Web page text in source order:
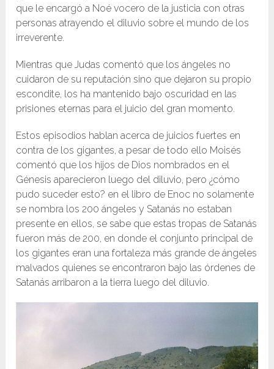
que le encargó a Noé vocero de la justicia con otras
personas atrayendo el diluvio sobre el mundo de los
irreverente.
Mientras que Judas comentó que los ángeles no
cuidaron de su reputación sino que dejaron su propio
escondite, los ha mantenido bajo oscuridad en las
prisiones eternas para el juicio del gran momento.
Estos episodios hablan acerca de juicios fuertes en
contra de los gigantes, a pesar de todo ello Moisés
comentó que los hijos de Dios nombrados en el
Génesis aparecieron luego del diluvio, pero ¿cómo
pudo suceder esto? en el libro de Enoc no solamente
se nombra los 200 ángeles y Satanás no estaban
presente en ellos, se sabe que estas tropas de Satanás
fueron más de 200, en donde el conjunto principal de
los gigantes eran una fortaleza más grande de ángeles
malvados quienes se encontraron bajo las órdenes de
Satanás arribaron a la tierra luego del diluvio.